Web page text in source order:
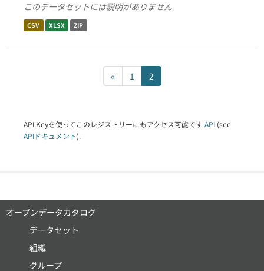
このデータセットには説明がありません
CSV XLSX ZIP
« 1 2
API Keyを使ってこのレジストリーにもアクセス可能です API (see
APIドキュメント).
オープンデータカタログ
データセット
組織
グループ